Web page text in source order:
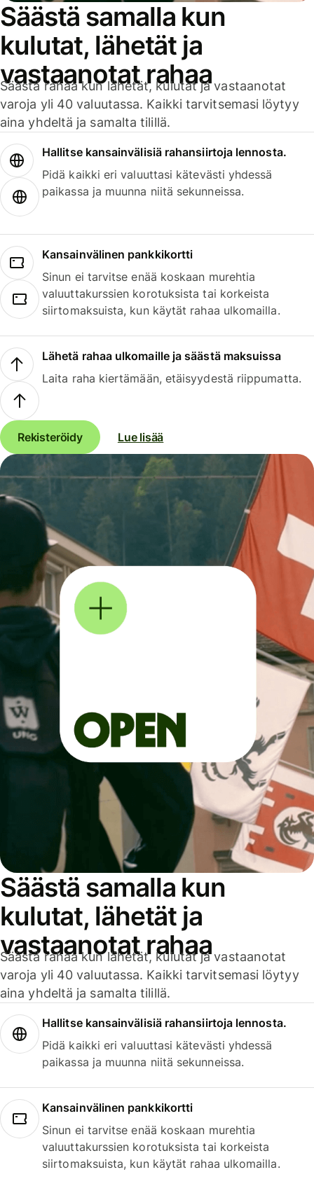
Säästä samalla kun
kulutat, lähetät ja
vastaanotat rahaa
Säästä rahaa kun lähetät, kulutat ja vastaanotat
varoja yli 40 valuutassa. Kaikki tarvitsemasi löytyy
aina yhdeltä ja samalta tilillä.
Hallitse kansainvälisiä rahansiirtoja lennosta.
Pidä kaikki eri valuuttasi kätevästi yhdessä
paikassa ja muunna niitä sekunneissa.
Kansainvälinen pankkikortti
Sinun ei tarvitse enää koskaan murehtia
valuuttakurssien korotuksista tai korkeista
siirtomaksuista, kun käytät rahaa ulkomailla.
Lähetä rahaa ulkomaille ja säästä maksuissa
Laita raha kiertämään, etäisyydestä riippumatta.
Rekisteröidy Lue lisää
Säästä samalla kun
kulutat, lähetät ja
vastaanotat rahaa
Säästä rahaa kun lähetät, kulutat ja vastaanotat
varoja yli 40 valuutassa. Kaikki tarvitsemasi löytyy
aina yhdeltä ja samalta tilillä.
Hallitse kansainvälisiä rahansiirtoja lennosta.
Pidä kaikki eri valuuttasi kätevästi yhdessä
paikassa ja muunna niitä sekunneissa.
Kansainvälinen pankkikortti
Sinun ei tarvitse enää koskaan murehtia
valuuttakurssien korotuksista tai korkeista
siirtomaksuista, kun käytät rahaa ulkomailla.